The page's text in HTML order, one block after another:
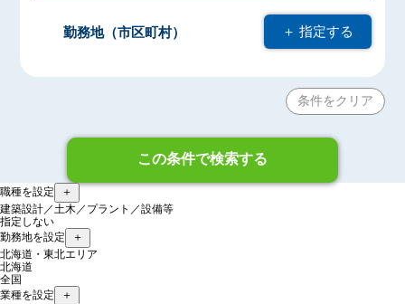
勤務地（市区町村） ＋ 指定する
条件をクリア
この条件で検索する
職種を設定
＋
建築設計／土木／プラント／設備等
指定しない
勤務地を設定
＋
北海道・東北エリア
北海道
全国
業種を設定
＋